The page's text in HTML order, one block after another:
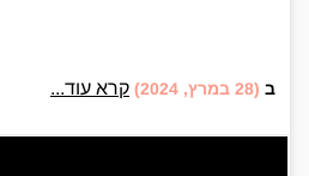
ב (28 במרץ, 2024) קרא עוד...